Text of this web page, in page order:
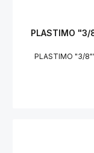
PLASTIMO "3/
PLASTIMO "3/